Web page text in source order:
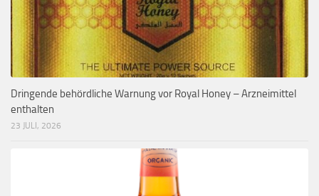
Dringende behördliche Warnung vor Royal Honey – Arzneimittel
enthalten
23 JULI, 2026